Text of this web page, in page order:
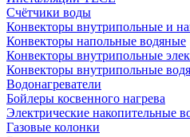
Счётчики воды
Конвекторы внутрипольные и
Конвекторы напольные водяные
Конвекторы внутрипольные
Конвекторы внутрипольные
Водонагреватели
Бойлеры косвенного нагрева
Электрические накопительные
Газовые колонки